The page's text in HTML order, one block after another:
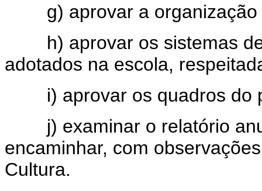
g) aprovar a organização
h) aprovar os sistemas de
adotados na escola,
i) aprovar os quadros do
j) examinar o relatório
encaminhar, com
Cultura.